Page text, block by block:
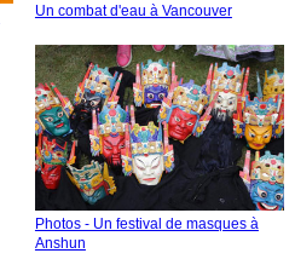
Un combat d'eau à Vancouver
Photos - Un festival de masques à
Anshun